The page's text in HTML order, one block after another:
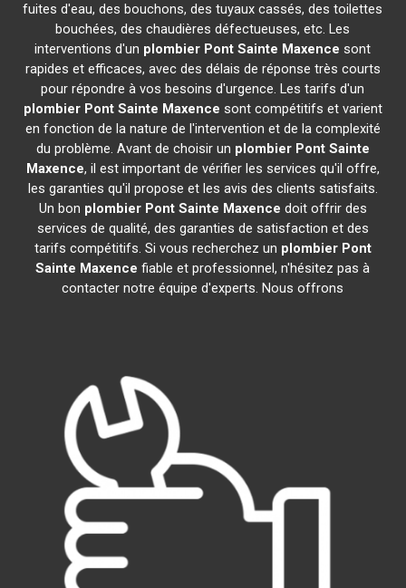
fuites d'eau, des bouchons, des tuyaux cassés, des toilettes
bouchées, des chaudières défectueuses, etc. Les
interventions d'un plombier Pont Sainte Maxence sont
rapides et efficaces, avec des délais de réponse très courts
pour répondre à vos besoins d'urgence. Les tarifs d'un
plombier Pont Sainte Maxence sont compétitifs et varient
en fonction de la nature de l'intervention et de la complexité
du problème. Avant de choisir un plombier Pont Sainte
Maxence, il est important de vérifier les services qu'il offre,
les garanties qu'il propose et les avis des clients satisfaits.
Un bon plombier Pont Sainte Maxence doit offrir des
services de qualité, des garanties de satisfaction et des
tarifs compétitifs. Si vous recherchez un plombier Pont
Sainte Maxence fiable et professionnel, n'hésitez pas à
contacter notre équipe d'experts. Nous offrons